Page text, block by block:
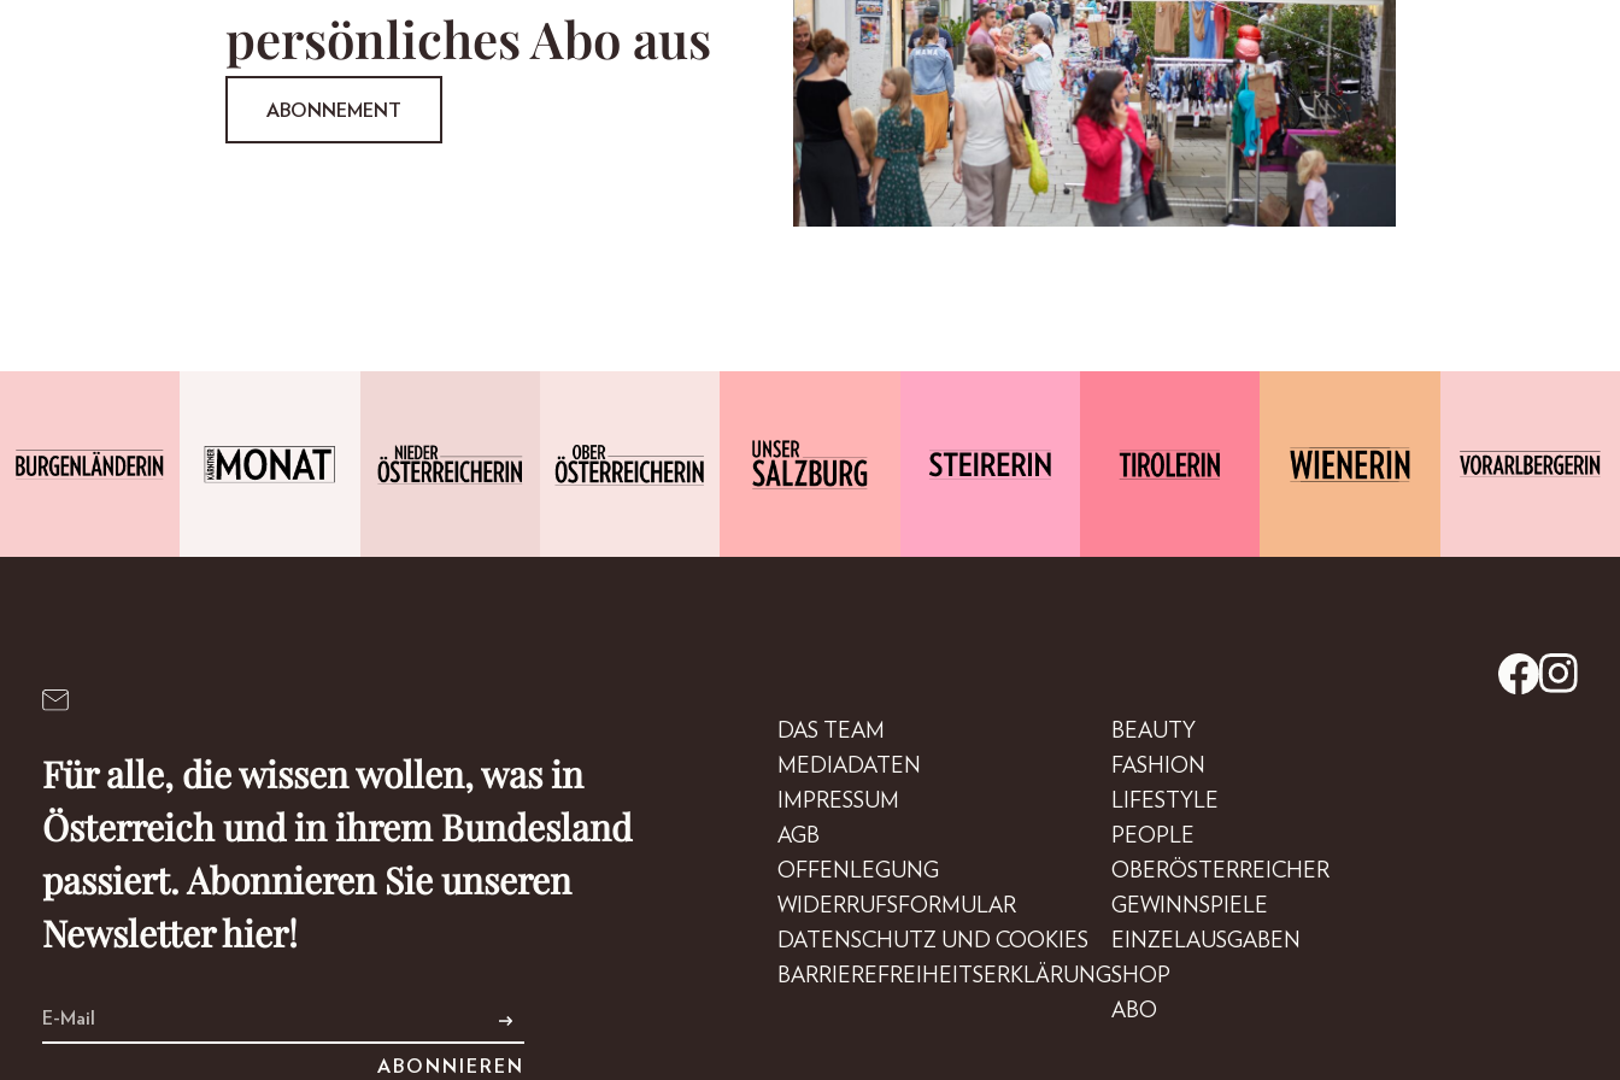
persönliches Abo aus
ABONNEMENT
Für alle, die wissen wollen, was in
Österreich und in ihrem Bundesland
passiert. Abonnieren Sie unseren
Newsletter hier!
DAS TEAM
MEDIADATEN
IMPRESSUM
AGB
OFFENLEGUNG
WIDERRUFSFORMULAR
DATENSCHUTZ UND COOKIES
BARRIEREFREIHEITSERKLÄRUNG
BEAUTY
FASHION
LIFESTYLE
PEOPLE
OBERÖSTERREICHER
GEWINNSPIELE
EINZELAUSGABEN
SHOP
ABO